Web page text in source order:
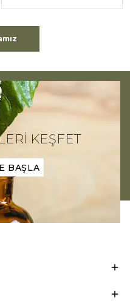
KEŞFET
BAŞLA